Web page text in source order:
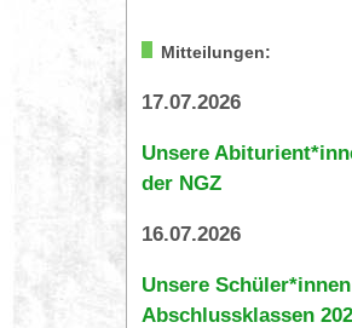
Mitteilungen:
17.07.2026
Unsere
der NGZ
16.07.2026
Unsere
Abschlussklassen